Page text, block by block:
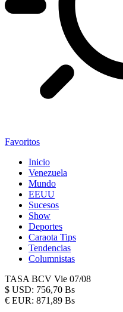
Favoritos
Inicio
Venezuela
Mundo
EEUU
Sucesos
Show
Deportes
Caraota Tips
Tendencias
Columnistas
TASA BCV Vie 07/08
$ USD: 756,70 Bs
€ EUR: 871,89 Bs